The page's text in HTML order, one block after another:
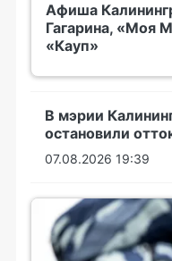
Афиша
Гагарина, «Моя
«Кауп»
В мэрии
остановили
07.08.2026 19:39